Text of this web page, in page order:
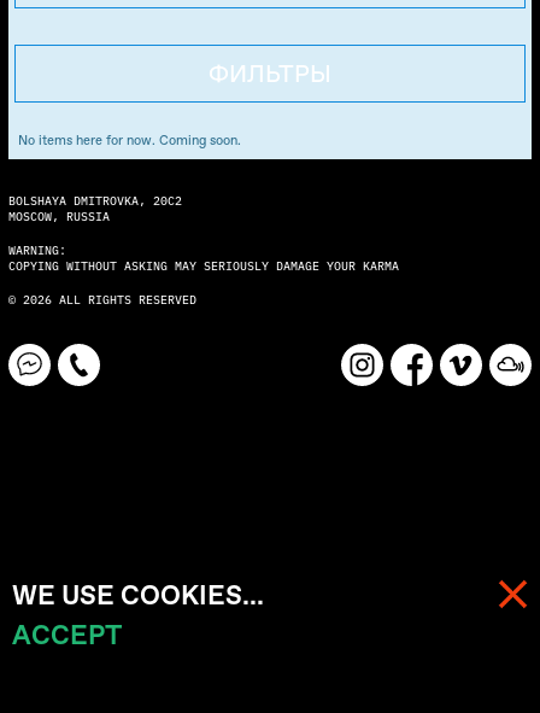
МЕНЮ
ФИЛЬТРЫ
No items here for now. Coming soon.
BOLSHAYA DMITROVKA, 20C2
MOSCOW, RUSSIA
WARNING:
COPYING WITHOUT ASKING MAY SERIOUSLY DAMAGE YOUR KARMA
© 2026 ALL RIGHTS RESERVED
WE USE COOKIES...
ACCEPT